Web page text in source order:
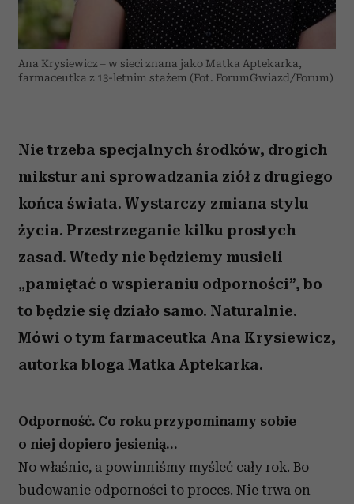
Ana Krysiewicz – w sieci znana jako Matka Aptekarka,
farmaceutka z 13-letnim stażem (Fot. ForumGwiazd/Forum)
Nie trzeba specjalnych środków, drogich
mikstur ani sprowadzania ziół z drugiego
końca świata. Wystarczy zmiana stylu
życia. Przestrzeganie kilku prostych
zasad. Wtedy nie będziemy musieli
„pamiętać o wspieraniu odporności”, bo
to będzie się działo samo. Naturalnie.
Mówi o tym farmaceutka Ana Krysiewicz,
autorka bloga Matka Aptekarka.
Odporność. Co roku przypominamy sobie
o niej dopiero jesienią…
No właśnie, a powinniśmy myśleć cały rok. Bo
budowanie odporności to proces. Nie trwa on